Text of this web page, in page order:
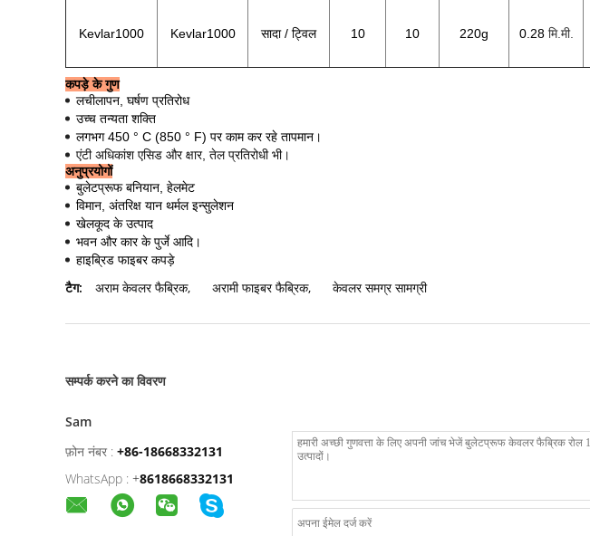
Kevlar1000 Kevlar1000 सादा / ट्विल 10 10 220g 0.28मि.मी.
कपड़े के गुण
लचीलापन, घर्षण प्रतिरोध
उच्च तन्यता शक्ति
लगभग 450 ° C (850 ° F) पर काम कर रहे तापमान।
एंटी अधिकांश एसिड और क्षार, तेल प्रतिरोधी भी।
अनुप्रयोगों
बुलेटप्रूफ बनियान, हेलमेट
विमान, अंतरिक्ष यान थर्मल इन्सुलेशन
खेलकूद के उत्पाद
भवन और कार के पुर्जे आदि।
हाइब्रिड फाइबर कपड़े
टैग: अराम केवलर फैब्रिक, अरामी फाइबर फैब्रिक, केवलर समग्र सामग्री
सम्पर्क करने का विवरण
Sam
फ़ोन नंबर : +86-18668332131
WhatsApp : +8618668332131